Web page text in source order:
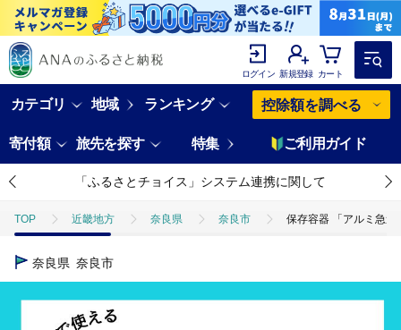
ログイン 新規登録 カート
カテゴリ 地域 ランキング 控除額を調べる
寄付額 旅先を探す 特集 ご利用ガイド
「ふるさとチョイス」システム連携に関して
TOP 近畿地方 奈良県 奈良市 保存容器 「アルミ急速
奈良県 奈良市